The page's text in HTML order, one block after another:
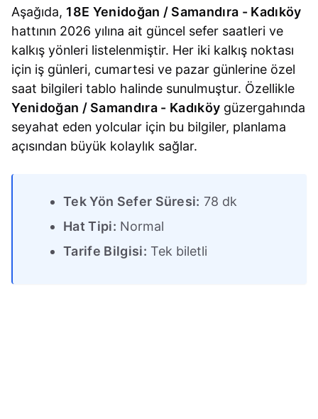
Aşağıda, 18E Yenidoğan / Samandıra - Kadıköy
hattının 2026 yılına ait güncel sefer saatleri ve
kalkış yönleri listelenmiştir. Her iki kalkış noktası
için iş günleri, cumartesi ve pazar günlerine özel
saat bilgileri tablo halinde sunulmuştur. Özellikle
Yenidoğan / Samandıra - Kadıköy güzergahında
seyahat eden yolcular için bu bilgiler, planlama
açısından büyük kolaylık sağlar.
Tek Yön Sefer Süresi: 78 dk
Hat Tipi: Normal
Tarife Bilgisi: Tek biletli